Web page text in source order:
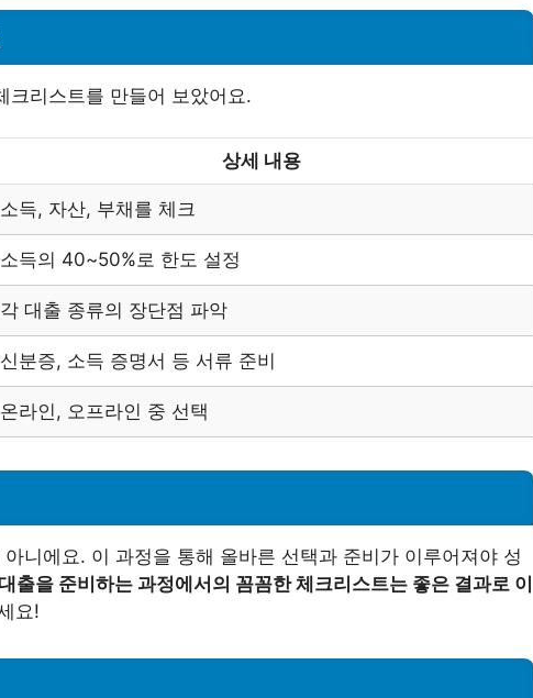
크리스트를 만들어 보았어요.
상세 내용
소득, 자산, 부채를 체크
소득의 40~50%로 한도 설정
각 대출 종류의 장단점 파악
신분증, 소득 증명서 등 서류 준비
온라인, 오프라인 중 선택
니에요. 이 과정을 통해 올바른 선택과 준비가 이루어져야 성
출을 준비하는 과정에서의 꼼꼼한 체크리스트는 좋은 결과로 이
요!